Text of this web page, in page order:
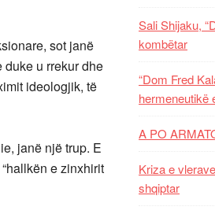
sot janë
duke u rrekur dhe
ideologjik, të
janë një trup. E
e zinxhirit
Sali Shijaku,
kombëtar
“Dom Fred
hermeneutikë
A PO
Kriza e
shqiptar